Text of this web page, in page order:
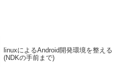
linuxによるAndroid開発環境を整える
(NDKの手前まで)